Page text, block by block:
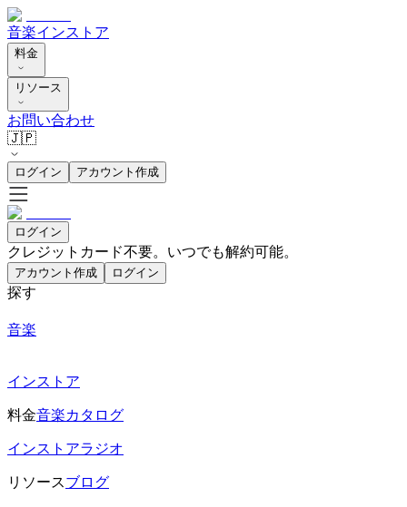
音楽インストア
料金
リソース
お問い合わせ
🇯🇵
ログイン アカウント作成
ログイン
クレジットカード不要。いつでも解約可能。
アカウント作成 ログイン
探す
音楽
インストア
料金音楽カタログ
インストアラジオ
リソースブログ